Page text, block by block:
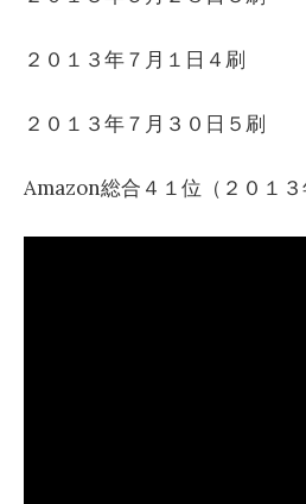
２０１３年７月１日４刷
２０１３年７月３０日５刷
Amazon総合４１位（２０１３